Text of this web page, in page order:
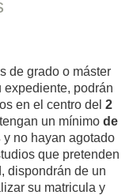
de grado o máster
podrán
en el centro del 2
un mínimo de
y no hayan agotado
que pretenden
dispondrán de un
su matricula y